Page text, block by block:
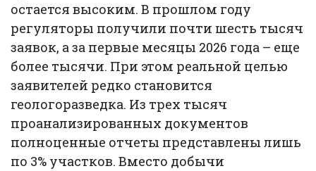
остается высоким. В прошлом году
регуляторы получили почти шесть тысяч
заявок, а за первые месяцы 2026 года – еще
более тысячи. При этом реальной целью
заявителей редко становится
геологоразведка. Из трех тысяч
проанализированных документов
полноценные отчеты представлены лишь
по 3% участков. Вместо добычи